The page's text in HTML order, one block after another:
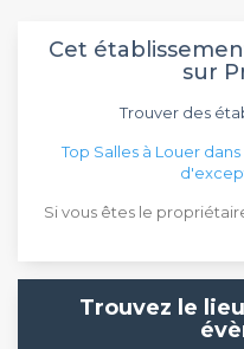
Cet
sur
Trouver des
Top Salles à Louer
Si vous êtes le
Trouvez le